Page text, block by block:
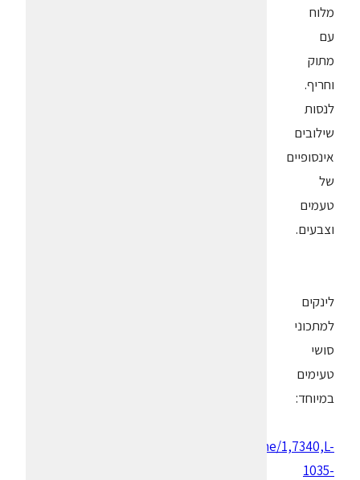
מלוח
עם
מתוק
וחריף.
לנסות
שילובים
אינסופיים
של
טעמים
וצבעים.
לינקים
למתכוני
סושי
טעימים
במיוחד:
www.ynet.co.il/home/1,7340,L-
1035-